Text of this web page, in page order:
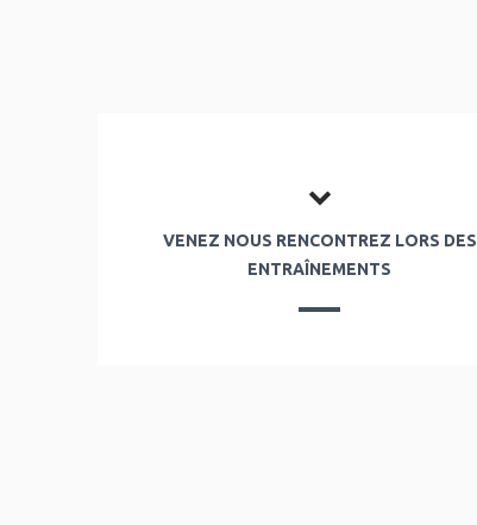
VENEZ NOUS RENCONTREZ LORS DES
ENTRAÎNEMENTS